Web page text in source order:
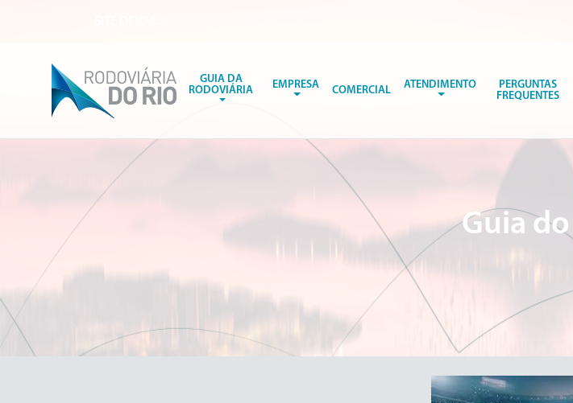
GUIA DA
RODOVIÁRIA
EMPRESA COMERCIAL ATENDIMENTO
PERGUNTAS
FREQUENTES
Guia